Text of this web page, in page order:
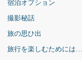
宿泊オプション
撮影秘話
旅の思ひ出
旅行を楽しむためには…